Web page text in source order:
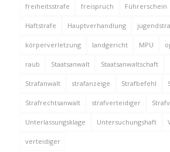
freiheitsstrafe freispruch Führerschein
Haftstrafe Hauptverhandlung
körperverletzung landgericht MPU
raub Staatsanwalt Staatsanwaltschaft
Strafanwalt strafanzeige Strafbefehl
Strafrechtsanwalt strafverteidiger
Unterlassungsklage Untersuchungshaft
verteidiger